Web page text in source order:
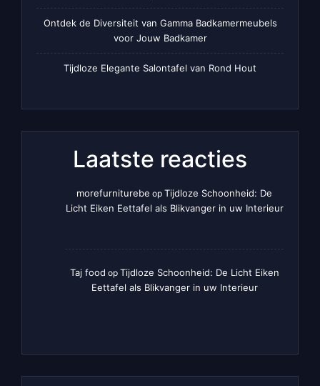
Ontdek de Diversiteit van Gamma Badkamermeubels
voor Jouw Badkamer
Tijdloze Elegante Salontafel van Rond Hout
Laatste reacties
morefurniturebe op Tijdloze Schoonheid: De
Licht Eiken Eettafel als Blikvanger in uw Interieur
Taj food op Tijdloze Schoonheid: De Licht Eiken
Eettafel als Blikvanger in uw Interieur